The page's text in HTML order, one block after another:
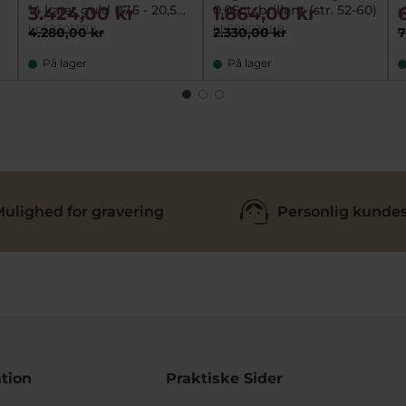
14 karat guld (17,5 - 20,5
cm)
bb50301270L
4.280,00 kr
3.424,00 kr
På lager
0,05ct. brillant (str. 52-60)
bb50110388B
2.330,00 kr
1.864,00 kr
På lager
for gravering Personlig
Praktiske Sider